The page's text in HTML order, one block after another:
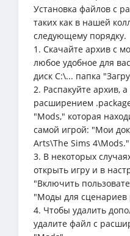
Установка файлов с
таких как в нашей
следующему порядку.
1. Скачайте архив с
любое удобное для
диск C:\... папка
2. Распакуйте архив,
расширением
"Mods," которая
самой игрой: "Мои
Arts\The Sims 4\Mods."
3. В некоторых
открыть игру и в
"Включить
"Моды для
4. Чтобы удалить
удалите файл с